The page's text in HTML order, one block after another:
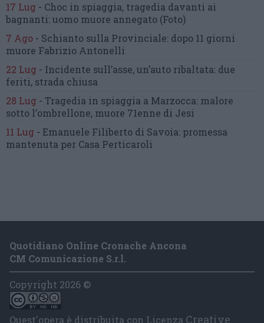
17 Lug - Choc in spiaggia, tragedia davanti ai
bagnanti:uomo muore annegato (Foto)
7 Ago - Schianto sulla Provinciale: dopo 11 giorni
muore Fabrizio Antonelli
22 Lug - Incidente sull’asse, un’auto ribaltata: due
feriti, strada chiusa
28 Lug - Tragedia in spiaggia a Marzocca: malore
sotto l’ombrellone, muore 71enne di Jesi
11 Lug - Emanuele Filiberto di Savoia: promessa
mantenuta per Casa Perticaroli
Quotidiano Online Cronache Ancona
CM Comunicazione S.r.l.
Copyright 2026 ©
Quest'opera è distribuita con Licenza Creative